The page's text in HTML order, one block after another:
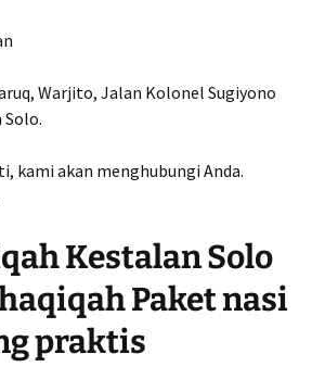
Warjito, Jalan Kolonel Sugiyono
kami akan menghubungi Anda.
Kestalan Solo
Paket nasi
praktis